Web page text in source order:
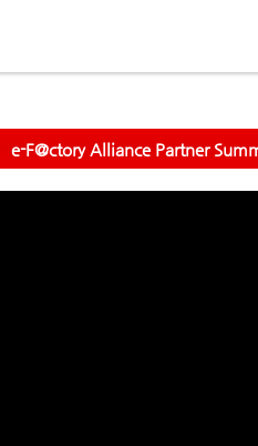
e-F@ctory Alliance Partner